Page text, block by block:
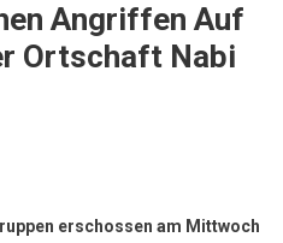
Angriffen Auf
Ortschaft Nabi
erschossen am Mittwoch